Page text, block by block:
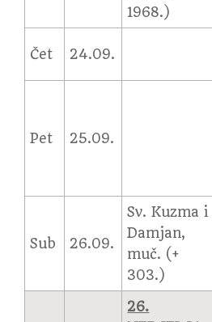
1968.)
Čet 24.09.
Pet 25.09.
Sub 26.09.
Sv. Kuzma i
Damjan,
muč. (+
303.)
26.